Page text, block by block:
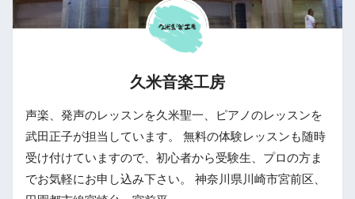
久米音楽工房
声楽、発声のレッスンを久米聖一、ピアノのレッスンを
武田正子が担当しています。 無料の体験レッスンも随時
受け付けていますので、初心者から受験生、プロの方ま
でお気軽にお申し込み下さい。 神奈川県川崎市宮前区、